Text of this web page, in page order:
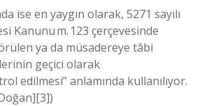
ise en yaygın olarak, 5271 sayılı
Kanunu m. 123 çerçevesinde
ya da müsadereye tâbi
geçici olarak
edilmesi” anlamında kullanılıyor.